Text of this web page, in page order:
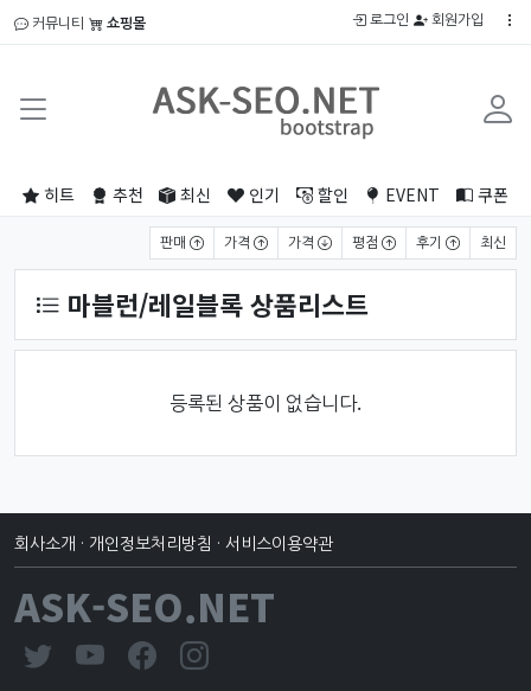
커뮤니티 쇼핑몰 로그인 회원가입
히트 추천 최신 인기 할인 EVENT 쿠폰
판매 가격 가격 평점 후기 최신
마블런/레일블록 상품리스트
등록된 상품이 없습니다.
회사소개 · 개인정보처리방침 · 서비스이용약관
ASK-SEO.NET